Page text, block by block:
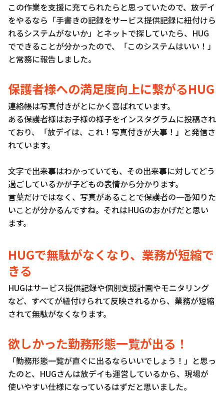
この作業を支援に充てられたらと思っていたので、放デイ
をやるなら「手書きの記録をサービス提供記録に紐付けら
れるシステムがないか」とネットで探していたら、HUG
でできることが分かったので、「このシステムはいい！」
と常務に報告しました。
保護者様への満足度向上に繋がるHUG
連絡帳は写真付きがとにかく喜ばれています。
ある保護者様はお子様の様子をインスタグラムに投稿され
ており、「放デイは、これ！写真付きが大事！」と発信さ
れています。
文字で出来事はわかっていても、その出来事に対してどう
過ごしているかが子どもの表情から分かります。
言葉だけではなく、写真があることで保護者の一番知りた
いことが分かるんですね。それはHUGのおかげだと思い
ます。
HUGで無駄がなくなり、業務が短縮で
きる
HUGはサービス提供記録や個別支援計画やモニタリング
など、すべてが紐付けられて反映されるから、業務が短縮
されて無駄がなくなります。
欲しかった勤務形態一覧が出る！
「勤務形態一覧が直ぐに出るならいいでしょう！」と思っ
たのと、HUGさんは放デイも運営しているから、現場が
使いやすい仕様になっているはずだと思いました。